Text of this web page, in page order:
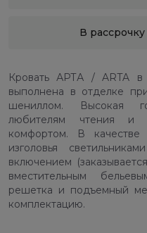
В
Кровать АРТА / ARTA в
выполнена в отделке
шениллом. Высокая
любителям чтения и
комфортом. В
изголовья
включением
вместительным
решетка и подъемный
комплектацию.